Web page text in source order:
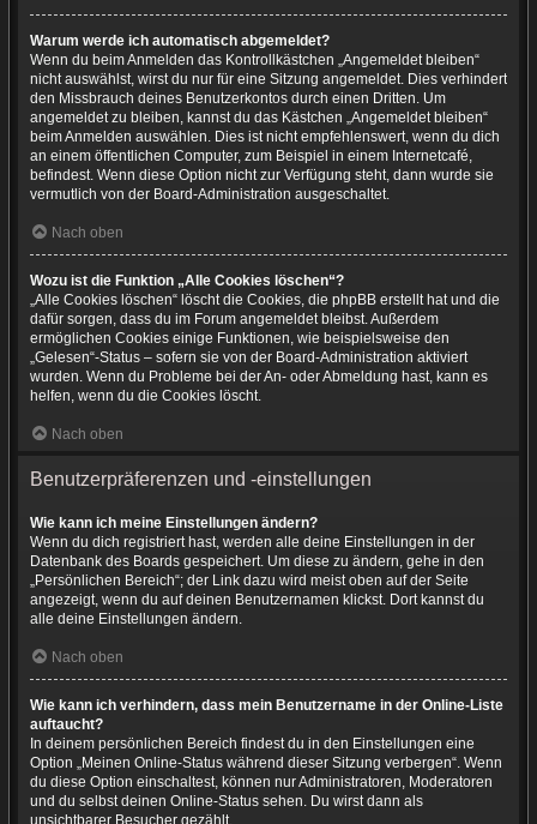
Warum werde ich automatisch abgemeldet?
Wenn du beim Anmelden das Kontrollkästchen „Angemeldet bleiben“
nicht auswählst, wirst du nur für eine Sitzung angemeldet. Dies verhindert
den Missbrauch deines Benutzerkontos durch einen Dritten. Um
angemeldet zu bleiben, kannst du das Kästchen „Angemeldet bleiben“
beim Anmelden auswählen. Dies ist nicht empfehlenswert, wenn du dich
an einem öffentlichen Computer, zum Beispiel in einem Internetcafé,
befindest. Wenn diese Option nicht zur Verfügung steht, dann wurde sie
vermutlich von der Board-Administration ausgeschaltet.
Nach oben
Wozu ist die Funktion „Alle Cookies löschen“?
„Alle Cookies löschen“ löscht die Cookies, die phpBB erstellt hat und die
dafür sorgen, dass du im Forum angemeldet bleibst. Außerdem
ermöglichen Cookies einige Funktionen, wie beispielsweise den
„Gelesen“-Status – sofern sie von der Board-Administration aktiviert
wurden. Wenn du Probleme bei der An- oder Abmeldung hast, kann es
helfen, wenn du die Cookies löscht.
Nach oben
Benutzerpräferenzen und -einstellungen
Wie kann ich meine Einstellungen ändern?
Wenn du dich registriert hast, werden alle deine Einstellungen in der
Datenbank des Boards gespeichert. Um diese zu ändern, gehe in den
„Persönlichen Bereich“; der Link dazu wird meist oben auf der Seite
angezeigt, wenn du auf deinen Benutzernamen klickst. Dort kannst du
alle deine Einstellungen ändern.
Nach oben
Wie kann ich verhindern, dass mein Benutzername in der Online-Liste
auftaucht?
In deinem persönlichen Bereich findest du in den Einstellungen eine
Option „Meinen Online-Status während dieser Sitzung verbergen“. Wenn
du diese Option einschaltest, können nur Administratoren, Moderatoren
und du selbst deinen Online-Status sehen. Du wirst dann als
unsichtbarer Besucher gezählt.